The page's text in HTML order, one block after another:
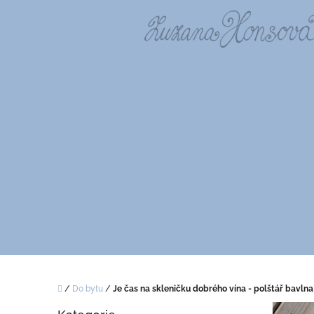
Domů
/ Do bytu / Je čas na skleničku dobrého vína - polštář